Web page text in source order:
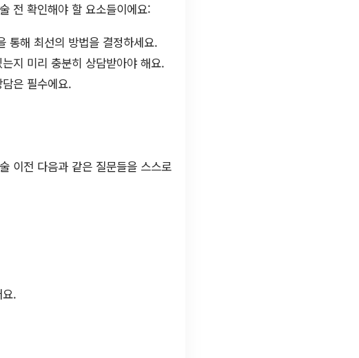
전 확인해야 할 요소들이에요:
통해 최선의 방법을 결정하세요.
지 미리 충분히 상담받아야 해요.
은 필수에요.
이전 다음과 같은 질문들을 스스로
.